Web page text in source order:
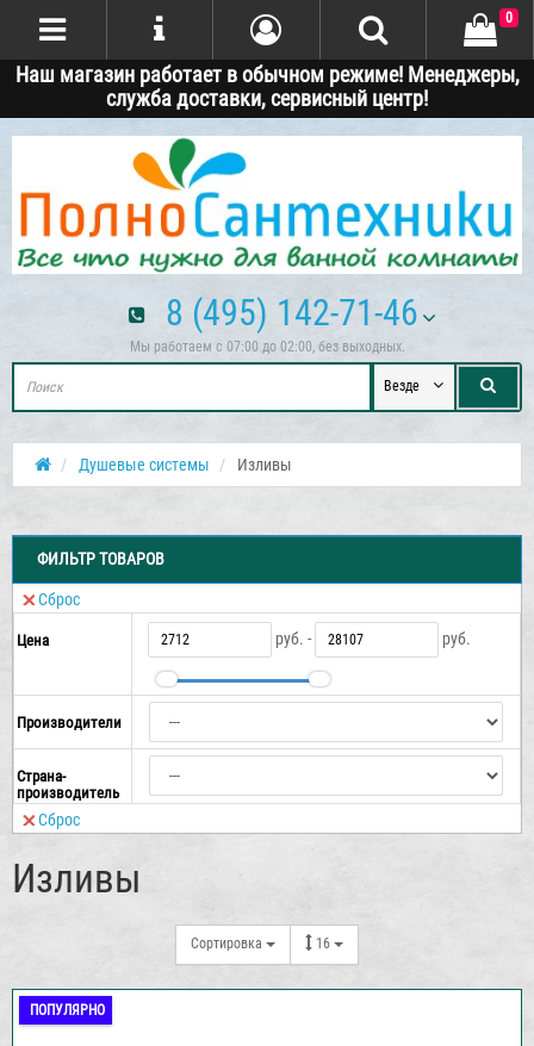
Наш магазин работает в обычном режиме! Менеджеры,
служба доставки, сервисный центр!
8 (495) 142-71-46
Мы работаем с 07:00 до 02:00, без выходных.
Везде
0
Душевые системы Изливы
ФИЛЬТР ТОВАРОВ
Сброс
Цена руб. - руб.
Производители
Страна-
производитель
Сброс
Изливы
Сортировка 16
ПОПУЛЯРНО